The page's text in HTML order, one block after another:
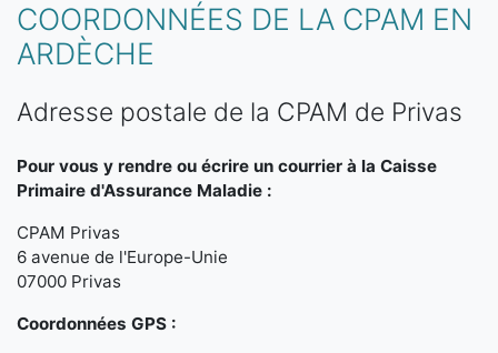
COORDONNÉES DE LA CPAM EN
ARDÈCHE
Adresse postale de la CPAM de Privas
Pour vous y rendre ou écrire un courrier à la Caisse
Primaire d'Assurance Maladie :
CPAM Privas
6 avenue de l'Europe-Unie
07000 Privas
Coordonnées GPS :